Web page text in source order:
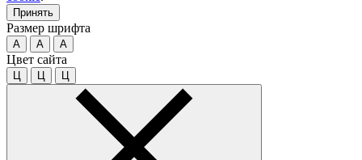
Принять
Размер шрифта
A A A
Цвет сайта
Ц Ц Ц